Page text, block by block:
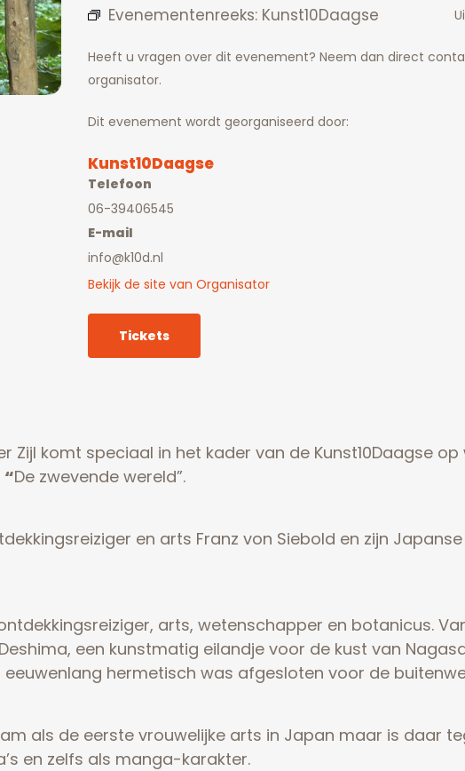
Evenementenreeks: Kunst10Daagse
Heeft u vragen over dit evenement? Neem dan direct
organisator.
Dit evenement wordt georganiseerd door:
Kunst10Daagse
Telefoon
06-39406545
E-mail
info@k10d.nl
Bekijk de site van Organisator
Tickets
Zijl komt speciaal in het kader van de Kunst10Daagse
“De zwevende wereld”.
en arts Franz von Siebold en zijn
arts, wetenschapper en botanicus.
een kunstmatig eilandje voor de kust van
hermetisch was afgesloten voor de
als de eerste vrouwelijke arts in Japan maar is daar
en zelfs als manga-karakter.